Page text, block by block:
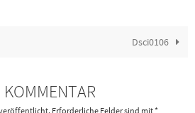
Dsci0106
Erforderliche Felder sind mit*